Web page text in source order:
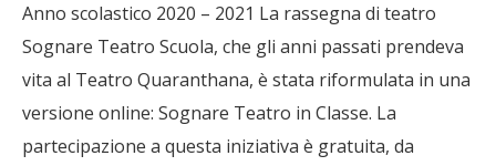
Anno scolastico 2020 – 2021 La rassegna di teatro
Sognare Teatro Scuola, che gli anni passati prendeva
vita al Teatro Quaranthana, è stata riformulata in una
versione online: Sognare Teatro in Classe. La
partecipazione a questa iniziativa è gratuita, da